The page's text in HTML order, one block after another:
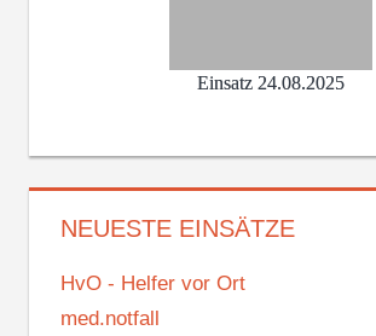
Einsatz 24.08.2025
NEUESTE EINSÄTZE
HvO - Helfer vor Ort
med.notfall